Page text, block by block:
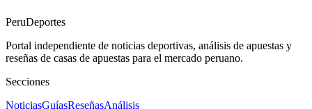
PeruDeportes
Portal independiente de noticias deportivas, análisis de apuestas y
reseñas de casas de apuestas para el mercado peruano.
Secciones
NoticiasGuíasReseñasAnálisis